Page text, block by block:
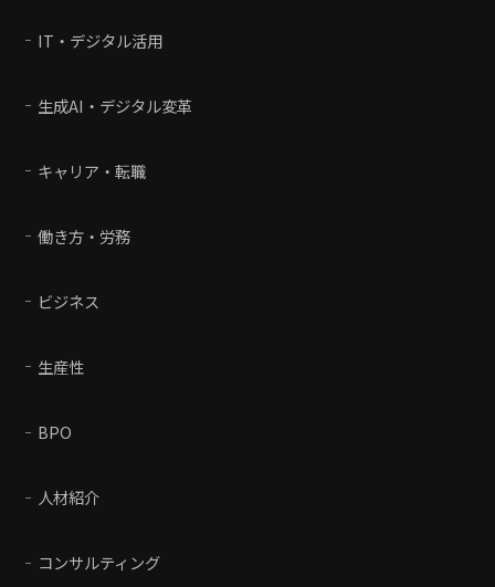
IT・デジタル活用
生成AI・デジタル変革
キャリア・転職
働き方・労務
ビジネス
生産性
BPO
人材紹介
コンサルティング